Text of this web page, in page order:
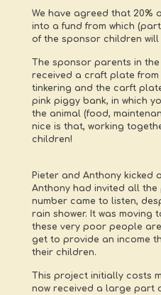
We have agreed that 20%
into a fund from which
of the sponsor children will
The sponsor parents in
received a craft plate from
tinkering and the carft
pink piggy bank, in which
the animal (food,
nice is that, working
children!
Pieter and Anthony kicked
Anthony had invited all
number came to listen,
rain shower. It was moving
these very poor people
get to provide an income
their children.
This project initially costs
now received a large part